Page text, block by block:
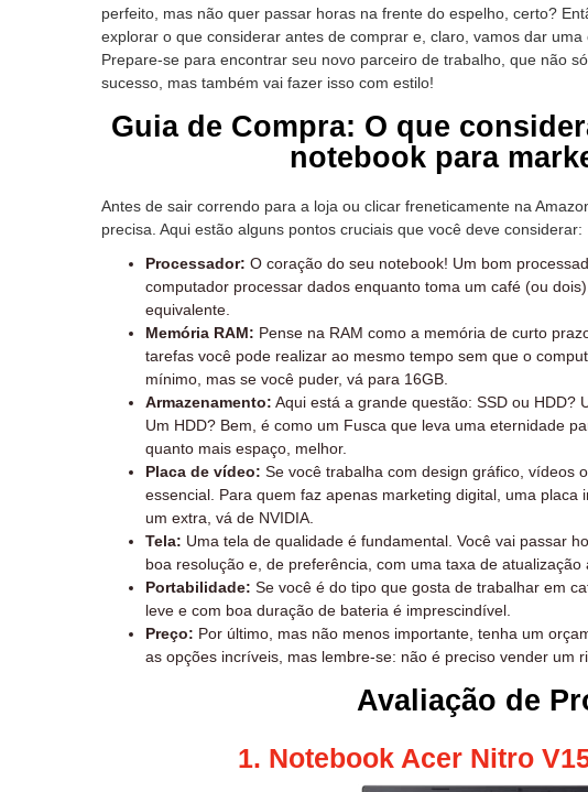
perfeito, mas não quer passar horas na frente do espelho, certo?
explorar o que considerar antes de comprar e, claro, vamos dar
Prepare-se para encontrar seu novo parceiro de trabalho, que não
sucesso, mas também vai fazer isso com estilo!
Guia de Compra: O que
notebook para
Antes de sair correndo para a loja ou clicar freneticamente na
precisa. Aqui estão alguns pontos cruciais que você deve considerar:
Processador: O coração do seu notebook! Um bom
computador processar dados enquanto toma um café (ou
equivalente.
Memória RAM: Pense na RAM como a memória de curto
tarefas você pode realizar ao mesmo tempo sem que o
mínimo, mas se você puder, vá para 16GB.
Armazenamento: Aqui está a grande questão: SSD ou HDD?
Um HDD? Bem, é como um Fusca que leva uma eternidade
quanto mais espaço, melhor.
Placa de vídeo: Se você trabalha com design gráfico, vídeos
essencial. Para quem faz apenas marketing digital, uma
um extra, vá de NVIDIA.
Tela: Uma tela de qualidade é fundamental. Você vai passar
boa resolução e, de preferência, com uma taxa de
Portabilidade: Se você é do tipo que gosta de trabalhar em
leve e com boa duração de bateria é imprescindível.
Preço: Por último, mas não menos importante, tenha um
as opções incríveis, mas lembre-se: não é preciso vender um
Avaliação de
1. Notebook Acer Nitro